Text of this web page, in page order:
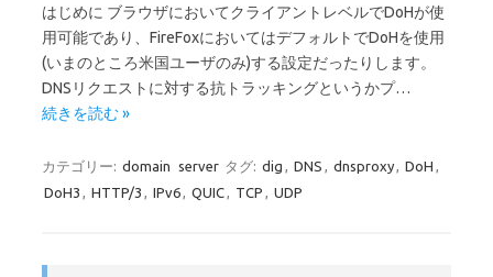
はじめに ブラウザにおいてクライアントレベルでDoHが使
用可能であり、FireFoxにおいてはデフォルトでDoHを使用
(いまのところ米国ユーザのみ)する設定だったりします。
DNSリクエストに対する抗トラッキングというかプ…
続きを読む »
カテゴリー: domain server タグ: dig , DNS , dnsproxy, DoH ,
DoH3 , HTTP/3 , IPv6, QUIC, TCP , UDP